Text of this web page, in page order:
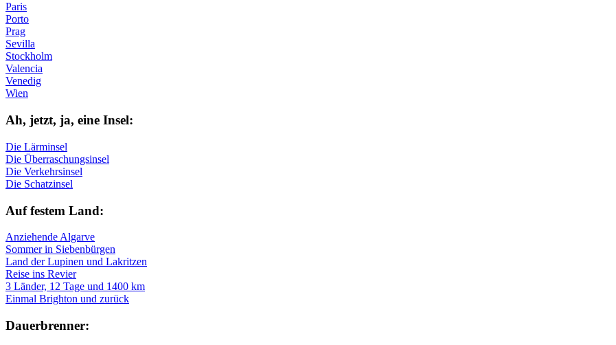
Paris
Porto
Prag
Sevilla
Stockholm
Valencia
Venedig
Wien
Ah, jetzt, ja, ei­ne In­sel:
Die Lärminsel
Die Überraschungsinsel
Die Verkehrsinsel
Die Schatzinsel
Auf fe­stem Land:
Anziehende Algarve
Sommer in Siebenbürgen
Land der Lupinen und Lakritzen
Reise ins Revier
3 Länder, 12 Tage und 1400 km
Einmal Brighton und zurück
Dau­er­bren­ner: